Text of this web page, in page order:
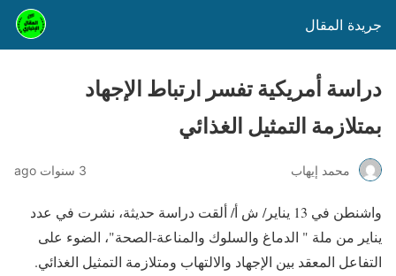
جريدة المقال
دراسة أمريكية تفسر ارتباط الإجهاد
بمتلازمة التمثيل الغذائي
محمد إيهاب 3 سنوات ago
واشنطن في 13 يناير/ ش أ/ ألقت دراسة حديثة، نشرت في عدد
يناير من ملة " الدماغ والسلوك والمناعة-الصحة"، الضوء على
التفاعل المعقد بين الإجهاد والالتهاب ومتلازمة التمثيل الغذائي.